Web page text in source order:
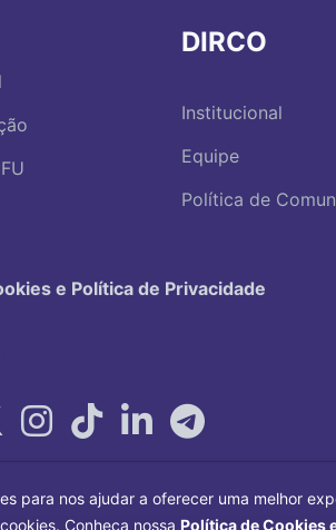
DIRCO
Institucional
Equipe
Política de
e Política de Privacidade
para nos ajudar a oferecer uma melhor
Conheça nossa Política de Cookies